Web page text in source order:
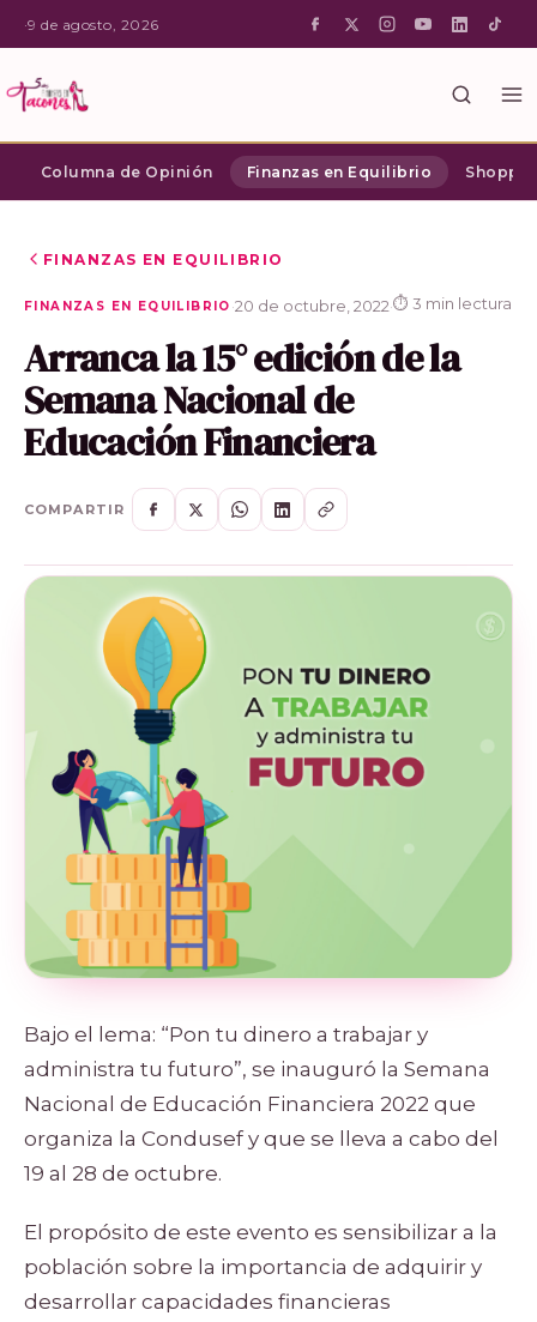
·9 de agosto, 2026
Columna de Opinión Finanzas en Equilibrio
FINANZAS EN EQUILIBRIO
FINANZAS EN EQUILIBRIO ·20 de octubre, 2022·⏱ 3 min lectura
Arranca la 15° edición de la
Semana Nacional de
Educación Financiera
COMPARTIR
Bajo el lema: “Pon tu dinero a trabajar y
administra tu futuro”, se inauguró la Semana
Nacional de Educación Financiera 2022 que
organiza la Condusef y que se lleva a cabo del
19 al 28 de octubre.
El propósito de este evento es sensibilizar a la
población sobre la importancia de adquirir y
desarrollar capacidades financieras